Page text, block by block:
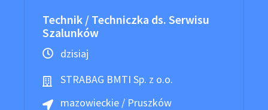
Technik / Techniczka ds. Serwisu
Szalunków
dzisiaj
STRABAG BMTI Sp. z o.o.
mazowieckie / Pruszków